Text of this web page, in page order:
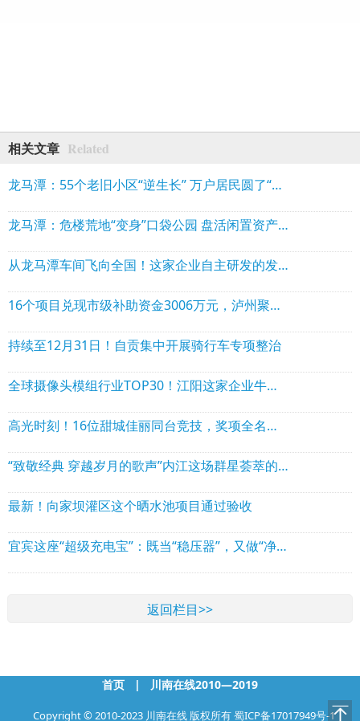
相关文章 Related
龙马潭：55个老旧小区“逆生长” 万户居民圆了“宜居梦”
龙马潭：危楼荒地“变身”口袋公园 盘活闲置资产惠及数千群众
从龙马潭车间飞向全国！这家企业自主研发的发动机亮相全国展会
16个项目兑现市级补助资金3006万元，泸州聚焦工业领域大规模设备更新
持续至12月31日！自贡集中开展骑行车专项整治
全球摄像头模组行业TOP30！江阳这家企业牛在哪？
高光时刻！16位甜城佳丽同台竞技，奖项全名单公布
“致敬经典 穿越岁月的歌声”内江这场群星荟萃的演唱会即将开唱
最新！向家坝灌区这个晒水池项目通过验收
宜宾这座“超级充电宝”：既当“稳压器”，又做“净化器”
返回栏目>>
首页 | 川南在线2010—2019
Copyright © 2010-2023 川南在线 版权所有蜀ICP备17017949号-1